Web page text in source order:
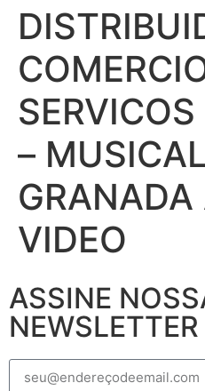
– MUSICAL
GRANADA
VIDEO
ASSINE
NEWSLETTER